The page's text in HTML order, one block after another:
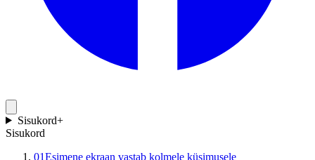
Sisukord+
Sisukord
01Esimene ekraan vastab kolmele küsimusele